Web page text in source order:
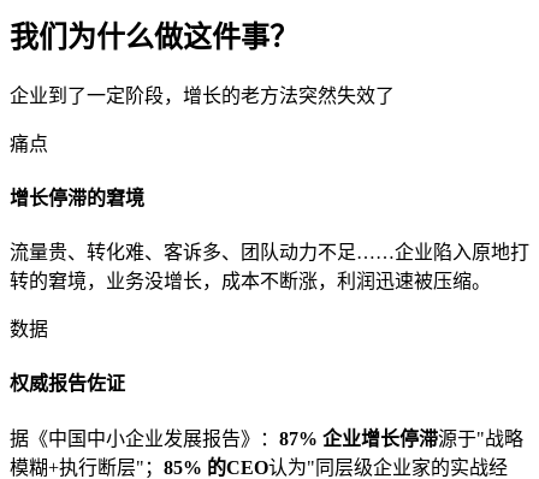
我们为什么做这件事？
企业到了一定阶段，增长的老方法突然失效了
痛点
增长停滞的窘境
流量贵、转化难、客诉多、团队动力不足……企业陷入原地打
转的窘境，业务没增长，成本不断涨，利润迅速被压缩。
数据
权威报告佐证
据《中国中小企业发展报告》： 87% 企业增长停滞源于"战略
模糊+执行断层"； 85% 的CEO认为"同层级企业家的实战经